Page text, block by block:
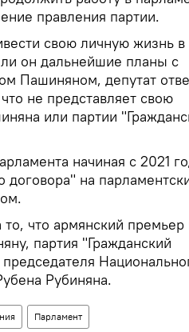
правления партии.
свою личную жизнь в
он дальнейшие планы с
Пашиняном, депутат
не представляет свою
или партии
начиная с 2021
договора" на
то, что армянский премьер
партия "Гражданский
Рубиняна.
Парламент